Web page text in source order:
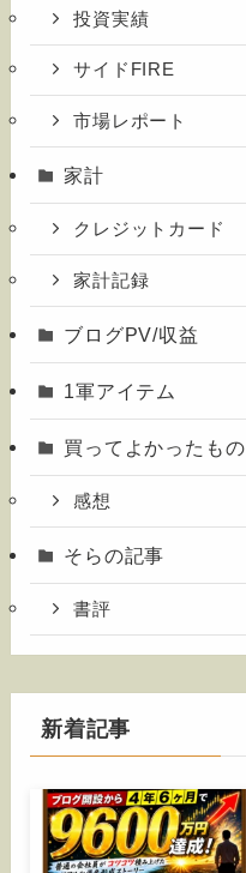
投資実績
サイドFIRE
市場レポート
家計
クレジットカード
家計記録
ブログPV/収益
1軍アイテム
買ってよかったもの
感想
そらの記事
書評
新着記事